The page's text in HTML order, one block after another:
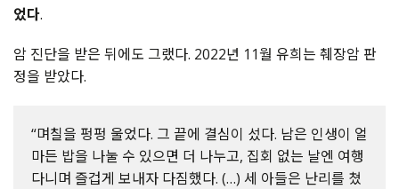
었다.
암 진단을 받은 뒤에도 그랬다. 2022년 11월 유희는 췌장암 판
정을 받았다.
“며칠을 펑펑 울었다. 그 끝에 결심이 섰다. 남은 인생이 얼
마든 밥을 나눌 수 있으면 더 나누고, 집회 없는 날엔 여행
다니며 즐겁게 보내자 다짐했다. (…) 세 아들은 난리를 쳤